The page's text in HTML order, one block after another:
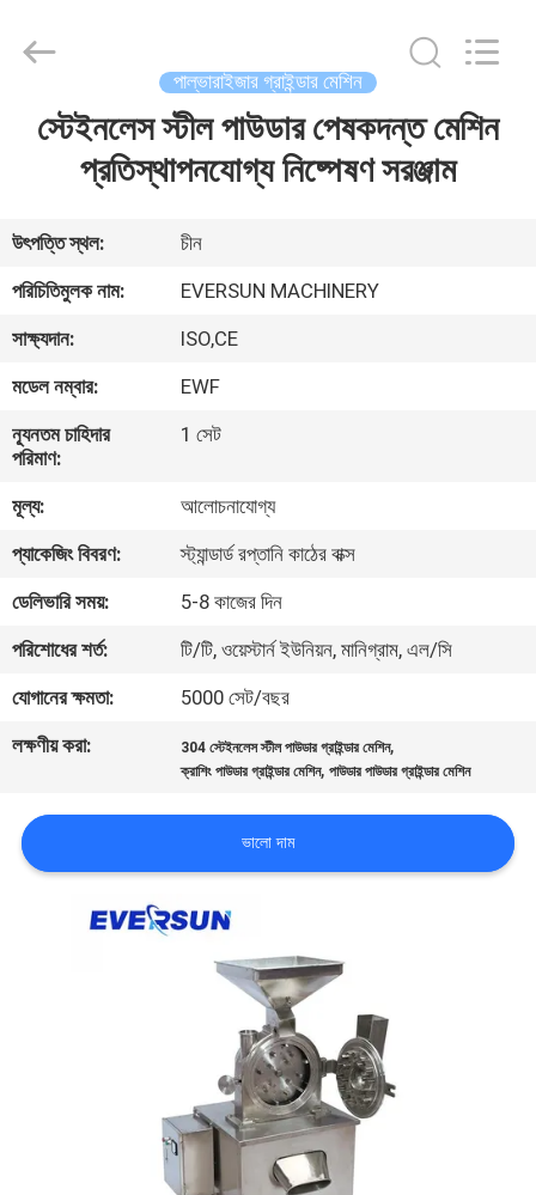
বাড়ি
VR
প্রদর্শন
আমাদের
সম্পর্কে
কারখানা
ভ্রমণ
মান
নিয়ন্ত্রণ
যোগাযোগ
উদ্ধৃতির
পাল্ভারাইজার গ্রাইন্ডার মেশিন
স্টেইনলেস স্টীল পাউডার পেষকদন্ত মেশিন
প্রতিস্থাপনযোগ্য নিষ্পেষণ সরঞ্জাম
উৎপত্তি স্থল:
চীন
পরিচিতিমুলক নাম:
EVERSUN MACHINERY
সাক্ষ্যদান:
ISO,CE
মডেল নম্বার:
EWF
ন্যূনতম চাহিদার
পরিমাণ:
1 সেট
মূল্য:
আলোচনাযোগ্য
প্যাকেজিং বিবরণ:
স্ট্যান্ডার্ড রপ্তানি কাঠের বাক্স
ডেলিভারি সময়:
5-8 কাজের দিন
পরিশোধের শর্ত:
টি/টি, ওয়েস্টার্ন ইউনিয়ন, মানিগ্রাম, এল/সি
যোগানের ক্ষমতা:
5000 সেট/বছর
লক্ষণীয় করা:
304 স্টেইনলেস স্টীল পাউডার গ্রাইন্ডার মেশিন,
ক্রাশিং পাউডার গ্রাইন্ডার মেশিন,পাউডার পাউডার গ্রাইন্ডার মেশিন
ভালো দাম